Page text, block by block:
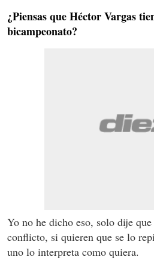
¿Piensas que Héctor Vargas
bicampeonato?
Yo no he dicho eso, solo dije
conflicto, si quieren que se lo
uno lo interpreta como quiera.